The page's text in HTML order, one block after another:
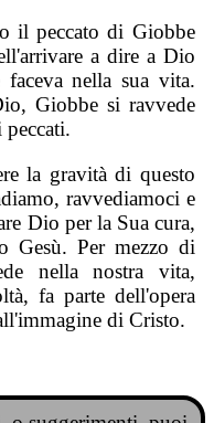
il peccato di Giobbe
a dire a Dio
nella sua vita.
Giobbe si ravvede
la gravità di questo
ravvediamoci e
Dio per la Sua cura,
Gesù. Per mezzo di
nella nostra vita,
fa parte dell'opera
di Cristo.